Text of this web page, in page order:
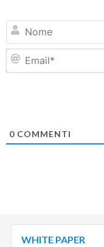
0 COMMENTI
WHITE PAPER